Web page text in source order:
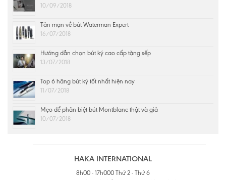
10/09/2018
Tản mạn về bút Waterman Expert
16/07/2018
Hướng dẫn chọn bút ký cao cấp tặng sếp
13/07/2018
Top 6 hãng bút ký tốt nhất hiện nay
11/07/2018
Mẹo để phân biệt bút Montblanc thật và giả
10/07/2018
HAKA INTERNATIONAL
8h00 - 17h000 Thứ 2 - Thứ 6